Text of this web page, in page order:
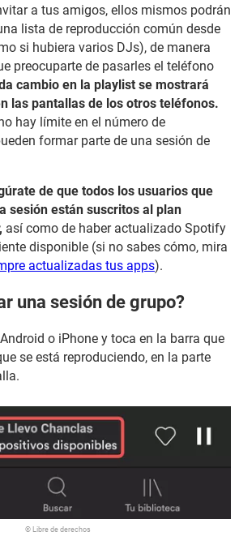
a tus amigos, ellos mismos podrán
lista de reproducción común desde
si hubiera varios DJs), de manera
preocuparte de pasarles el teléfono
cambio en la playlist se mostrará
las pantallas de los otros teléfonos.
hay límite en el número de
formar parte de una sesión de
de que todos los usuarios que
sesión están suscritos al plan
, así como de haber actualizado Spotify
disponible (si no sabes cómo, mira
actualizadas tus apps).
una sesión de grupo?
o iPhone y toca en la barra que
se está reproduciendo, en la parte
© Libre de derechos